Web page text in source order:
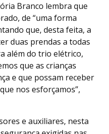
Branco lembra que
de “uma forma
que, desta feita, a
duas prendas a todas
além do trio elétrico,
que as crianças
e que possam receber
nos esforçamos”,
e auxiliares, nesta